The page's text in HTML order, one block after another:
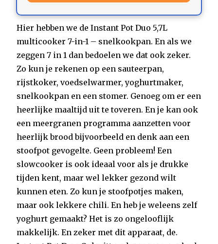
Hier hebben we de Instant Pot Duo 5,7L
multicooker 7-in-1 – snelkookpan. En als we
zeggen 7 in 1 dan bedoelen we dat ook zeker.
Zo kun je rekenen op een sauteerpan,
rijstkoker, voedselwarmer, yoghurtmaker,
snelkookpan en een stomer. Genoeg om er een
heerlijke maaltijd uit te toveren. En je kan ook
een meergranen programma aanzetten voor
heerlijk brood bijvoorbeeld en denk aan een
stoofpot gevogelte. Geen probleem! Een
slowcooker is ook ideaal voor als je drukke
tijden kent, maar wel lekker gezond wilt
kunnen eten. Zo kun je stoofpotjes maken,
maar ook lekkere chili. En heb je weleens zelf
yoghurt gemaakt? Het is zo ongelooflijk
makkelijk. En zeker met dit apparaat, de.